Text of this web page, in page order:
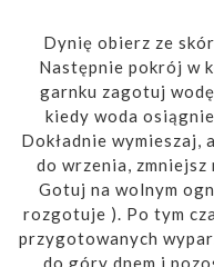
Dynię obierz ze
Następnie pokrój w
garnku zagotuj
kiedy woda
Dokładnie wymieszaj,
do wrzenia,
Gotuj na wolnym
rozgotuje ). Po tym
przygotowanych
do góry dnem i